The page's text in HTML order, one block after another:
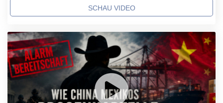
SCHAU VIDEO